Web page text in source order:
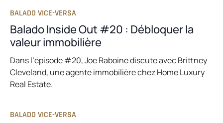
BALADO VICE-VERSA
Balado Inside Out #20 : Débloquer la
valeur immobilière
Dans l’épisode #20, Joe Raboine discute avec Brittney
Cleveland, une agente immobilière chez Home Luxury
Real Estate.
BALADO VICE-VERSA